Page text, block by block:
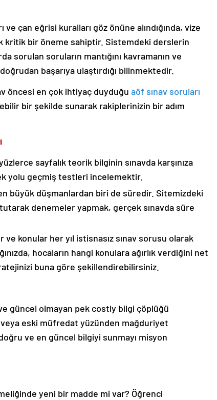
çan eğrisi kuralları göz önüne alındığında, vize
kritik bir öneme sahiptir. Sistemdeki derslerin
sorulan soruların mantığını kavramanın ve
başarıya ulaştırdığı bilinmektedir.
öncesi en çok ihtiyaç duyduğu aöf sınav soruları
bir şekilde sunarak rakiplerinizin bir adım
sayfalık teorik bilginin sınavda karşınıza
yolu geçmiş testleri incelemektir.
büyük düşmanlardan biri de süredir. Sitemizdeki
denemeler yapmak, gerçek sınavda süre
ve konular her yıl istisnasız sınav sorusu olarak
hocaların hangi konulara ağırlık verdiğini net
buna göre şekillendirebilirsiniz.
güncel olmayan pek costly bilgi çöplüğü
eski müfredat yüzünden mağduriyet
ve en güncel bilgiyi sunmayı misyon
yeni bir madde mi var? Öğrenci